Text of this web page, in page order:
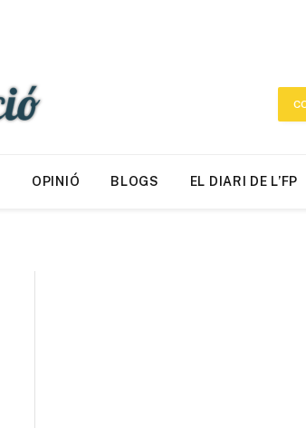
OPINIÓ BLOGS EL DIARI DE L’FP